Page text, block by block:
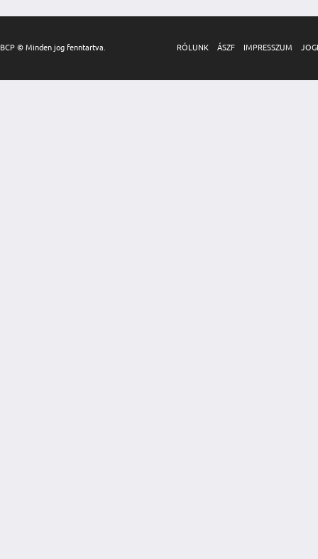
BCP © Minden jog fenntartva. RÓLUNK ÁSZF IMPRESSZUM